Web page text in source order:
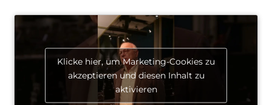
Klicke hier, um Marketing-Cookies zu
akzeptieren und diesen Inhalt zu
aktivieren